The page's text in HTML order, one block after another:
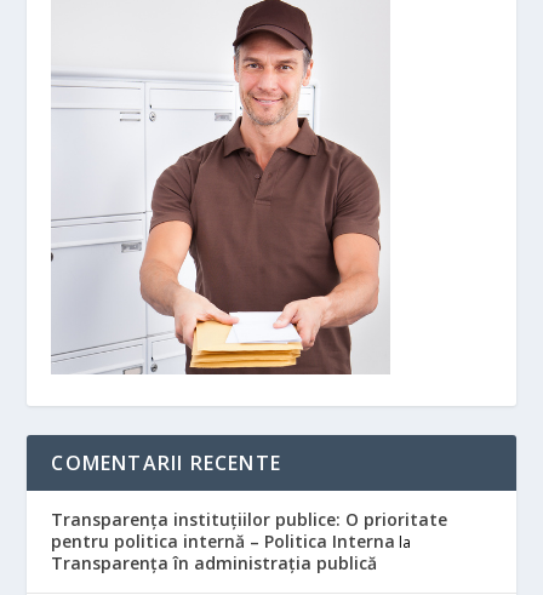
COMENTARII RECENTE
Transparența instituțiilor publice: O prioritate
pentru politica internă – Politica Interna la
Transparența în administrația publică